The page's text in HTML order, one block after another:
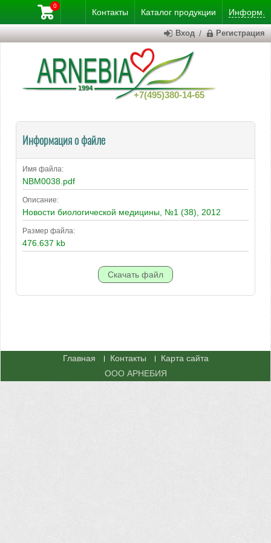
Контакты Каталог продукции Информ.
+7(495)380-14-65
0
Вход / Регистрация
Информация о файле
Имя файла:
NBM0038.pdf
Описание:
Новости биологической медицины, №1 (38), 2012
Размер файла:
476.637 kb
Главная Контакты
Карта сайта
ООО АРНЕБИЯ